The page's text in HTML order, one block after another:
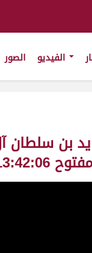
الصور
زايد بن